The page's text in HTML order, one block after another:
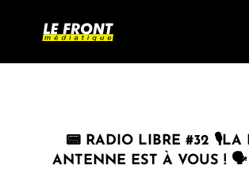
📟 RADIO LIBRE #32 🎙LA
ANTENNE EST À VOUS !